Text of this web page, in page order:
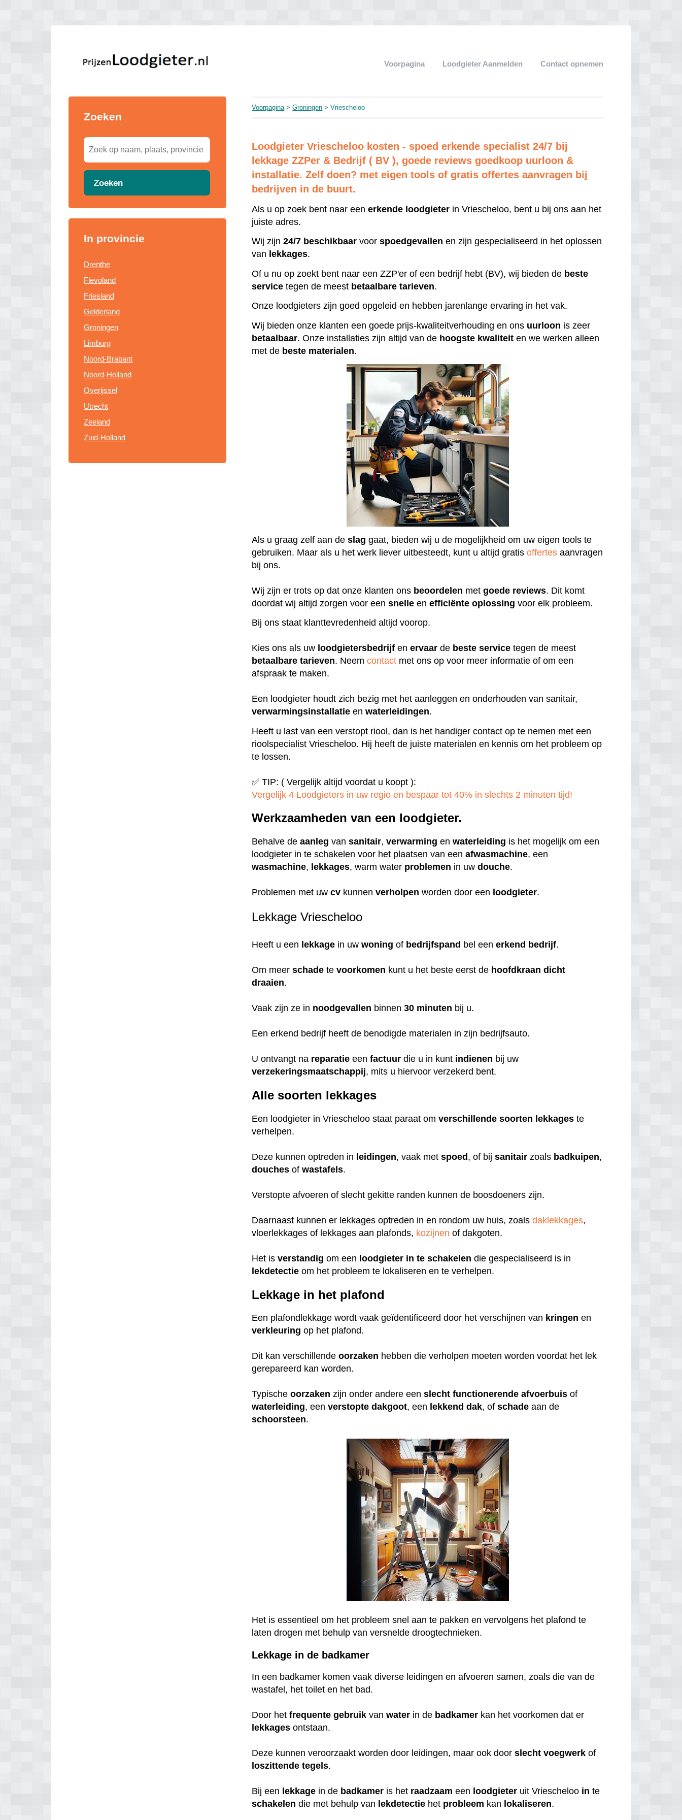
Voorpagina Loodgieter Aanmelden Contact opnemen
Zoeken
Zoeken
In provincie
Drenthe
Flevoland
Friesland
Gelderland
Groningen
Limburg
Noord-Brabant
Noord-Holland
Overijssel
Utrecht
Zeeland
Zuid-Holland
Voorpagina>Groningen > Vriescheloo
Loodgieter Vriescheloo kosten - spoed erkende specialist 24/7 bij
lekkage ZZPer & Bedrijf ( BV ), goede reviews goedkoop uurloon &
installatie. Zelf doen? met eigen tools of gratis offertes aanvragen bij
bedrijven in de buurt.
Als u op zoek bent naar eenerkende loodgieter in Vriescheloo, bent u bij ons aan het
juiste adres.
Wij zijn24/7 beschikbaar voorspoedgevallen en zijn gespecialiseerd in het oplossen
van lekkages.
Of u nu op zoekt bent naar een ZZP'er of een bedrijf hebt (BV), wij bieden de beste
service tegen de meest betaalbare tarieven.
Onze loodgieters zijn goed opgeleid en hebben jarenlange ervaring in het vak.
Wij bieden onze klanten een goede prijs-kwaliteitverhouding en ons uurloon is zeer
betaalbaar. Onze installaties zijn altijd van de hoogste kwaliteit en we werken alleen
met de beste materialen.
Als u graag zelf aan deslag gaat, bieden wij u de mogelijkheid om uw eigen tools te
gebruiken. Maar als u het werk liever uitbesteedt, kunt u altijd gratisoffertes aanvragen
bij ons.
Wij zijn er trots op dat onze klanten ons beoordelen metgoede reviews. Dit komt
doordat wij altijd zorgen voor eensnelle enefficiënte oplossing voor elk probleem.
Bij ons staat klanttevredenheid altijd voorop.
Kies ons als uw loodgietersbedrijf enervaar de beste service tegen de meest
betaalbare tarieven. Neemcontact met ons op voor meer informatie of om een
afspraak te maken.
Een loodgieter houdt zich bezig met het aanleggen en onderhouden van sanitair,
verwarmingsinstallatie enwaterleidingen.
Heeft u last van een verstopt riool, dan is het handiger contact op te nemen met een
rioolspecialist Vriescheloo. Hij heeft de juiste materialen en kennis om het probleem op
te lossen.
✅ TIP: ( Vergelijk altijd voordat u koopt ):
Vergelijk 4 Loodgieters in uw regio en bespaar tot 40% in slechts 2 minuten tijd!
Werkzaamheden van een loodgieter.
Behalve deaanleg vansanitair,verwarming enwaterleiding is het mogelijk om een
loodgieter in te schakelen voor het plaatsen van eenafwasmachine, een
wasmachine, lekkages, warm water problemen in uwdouche.
Problemen met uwcv kunnenverholpen worden door een loodgieter.
Lekkage Vriescheloo
Heeft u een lekkage in uwwoning of bedrijfspand bel eenerkend bedrijf.
Om meerschade tevoorkomen kunt u het beste eerst de hoofdkraan dicht
draaien.
Vaak zijn ze in noodgevallen binnen30 minuten bij u.
Een erkend bedrijf heeft de benodigde materialen in zijn bedrijfsauto.
U ontvangt na reparatie eenfactuur die u in kunt indienen bij uw
verzekeringsmaatschappij, mits u hiervoor verzekerd bent.
Alle soorten lekkages
Een loodgieter in Vriescheloo staat paraat omverschillende soorten lekkages te
verhelpen.
Deze kunnen optreden in leidingen, vaak metspoed, of bijsanitair zoals badkuipen,
douches ofwastafels.
Verstopte afvoeren of slecht gekitte randen kunnen de boosdoeners zijn.
Daarnaast kunnen er lekkages optreden in en rondom uw huis, zoalsdaklekkages,
vloerlekkages of lekkages aan plafonds, kozijnen of dakgoten.
Het isverstandig om een loodgieter in te schakelen die gespecialiseerd is in
lekdetectie om het probleem te lokaliseren en te verhelpen.
Lekkage in het plafond
Een plafondlekkage wordt vaak geïdentificeerd door het verschijnen van kringen en
verkleuring op het plafond.
Dit kan verschillendeoorzaken hebben die verholpen moeten worden voordat het lek
gerepareerd kan worden.
Typischeoorzaken zijn onder andere eenslecht functionerende afvoerbuis of
waterleiding, eenverstopte dakgoot, een lekkend dak, ofschade aan de
schoorsteen.
Het is essentieel om het probleem snel aan te pakken en vervolgens het plafond te
laten drogen met behulp van versnelde droogtechnieken.
Lekkage in de badkamer
In een badkamer komen vaak diverse leidingen en afvoeren samen, zoals die van de
wastafel, het toilet en het bad.
Door hetfrequente gebruik vanwater in de badkamer kan het voorkomen dat er
lekkages ontstaan.
Deze kunnen veroorzaakt worden door leidingen, maar ook doorslecht voegwerk of
loszittende tegels.
Bij een lekkage in de badkamer is het raadzaam een loodgieter uit Vriescheloo in te
schakelen die met behulp van lekdetectie het probleem kan lokaliseren.